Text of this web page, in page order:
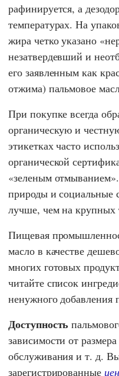
рафинируется, а
температурах. На
жира четко указано
незатвердевший и
его заявленным как
отжима) пальмовое
При покупке всегда
органическую и
этикетках часто
органической
«зеленым
природы и социальные
лучше, чем на
Пищевая
масло в качестве
многих готовых
читайте список
ненужного добавления
Доступность
зависимости от
обслуживания и т. д.
зарегистрированные